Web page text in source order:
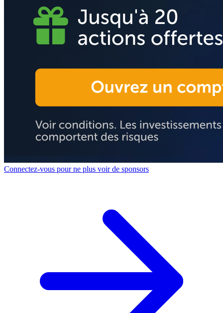
Connectez-vous pour ne plus voir de sponsors